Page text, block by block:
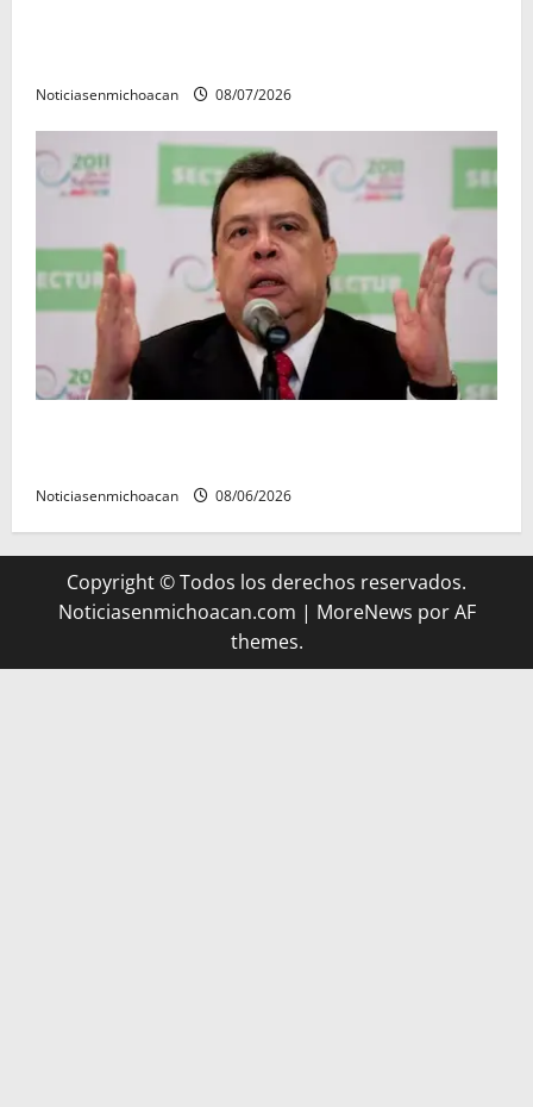
Noticiasenmichoacan 08/07/2026
Noticiasenmichoacan 08/06/2026
Copyright © Todos los derechos reservados.
Noticiasenmichoacan.com | MoreNews por AF
themes.